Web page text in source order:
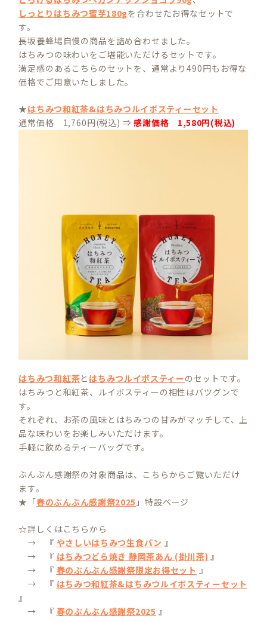
しっとりはちみつ蜜芋180gを合わせたお得なセットで
す。
長坂養蜂場自慢の商品を詰め合わせました。
はちみつの味わいをご堪能いただけるセットです。
満足感のあるこちらのセットを、通常より490円もお得な
価格でご用意いたしました。
★はちみつ和紅茶&はちみつルイボスティーセット
通常価格 1,760円(税込) ⇒感謝価格 1,580円(税込)
はちみつ和紅茶と はちみつルイボスティーのセットです。
はちみつと和紅茶、ルイボスティーの相性はバツグンで
す。
それぞれ、お茶の風味とはちみつの甘みがマッチして、上
品な味わいをお楽しみいただけます。
手軽に飲めるティーバッグです。
ぶんぶん感謝祭の対象商品は、こちらからご覧いただけ
ます。
★「春のぶんぶん感謝祭2025 」特設ページ
☆詳しくはこちらから
→ 『 やさしいはちみつ生食パン 』
→ 『 はちみつどら焼き 静岡茶あん (掛川茶) 』
→ 『 春のぶんぶん感謝祭限定お得セット 』
→ 『 はちみつ和紅茶&はちみつルイボスティーセット
』
→ 『 春のぶんぶん感謝祭2025 』